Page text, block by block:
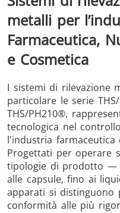
THS/MBB
THS Production
4.0
metalli per
Farmaceutica,
e Cosmetica
I sistemi di rilevazione
particolare le serie
THS/PH210®,
tecnologica nel
l'industria farmaceutica
Progettati per operare
tipologie di prodotto —
alle capsule, fino ai
apparati si distinguono
conformità alle più